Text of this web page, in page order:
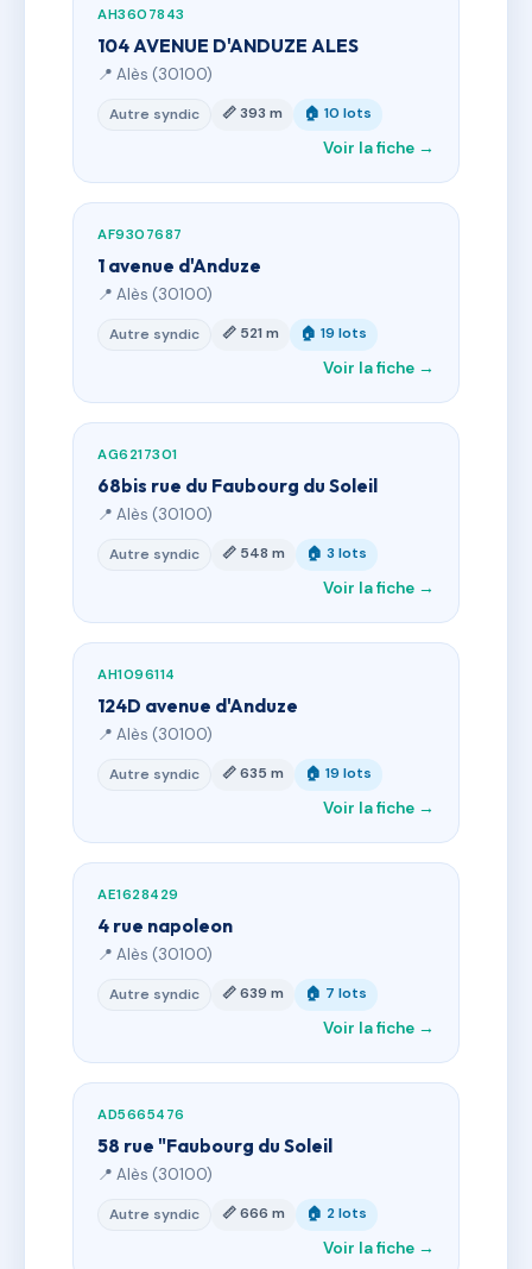
AH3607843
104 AVENUE D'ANDUZE ALES
📍 Alès (30100)
Autre syndic 📏 393 m 🏠 10 lots
Voir la fiche →
AF9307687
1 avenue d'Anduze
📍 Alès (30100)
Autre syndic 📏 521 m 🏠 19 lots
Voir la fiche →
AG6217301
68bis rue du Faubourg du Soleil
📍 Alès (30100)
Autre syndic 📏 548 m 🏠 3 lots
Voir la fiche →
AH1096114
124D avenue d'Anduze
📍 Alès (30100)
Autre syndic 📏 635 m 🏠 19 lots
Voir la fiche →
AE1628429
4 rue napoleon
📍 Alès (30100)
Autre syndic 📏 639 m 🏠 7 lots
Voir la fiche →
AD5665476
58 rue "Faubourg du Soleil
📍 Alès (30100)
Autre syndic 📏 666 m 🏠 2 lots
Voir la fiche →